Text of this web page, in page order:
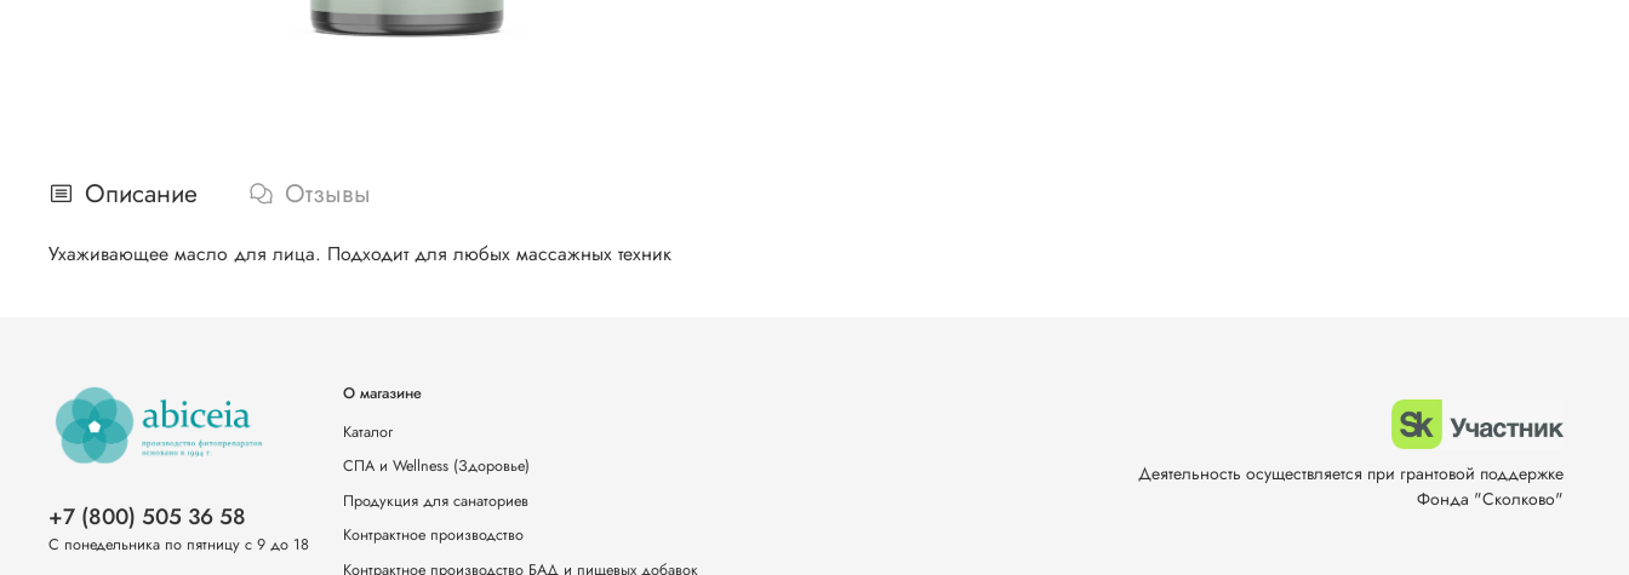
Описание Отзывы
Ухаживающее масло для лица. Подходит для любых массажных техник
О магазине
Каталог
СПА и Wellness (Здоровье)
Продукция для санаториев
Контрактное производство
Контрактное производство БАД и пищевых добавок
+7 (800) 505 36 58
С понедельника по пятницу с 9 до 18
Деятельность осуществляется при грантовой поддержке
Фонда "Сколково"